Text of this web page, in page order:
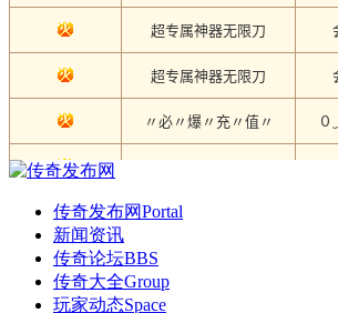
传奇发布网Portal
新闻资讯
传奇论坛BBS
传奇大全Group
玩家动态Space